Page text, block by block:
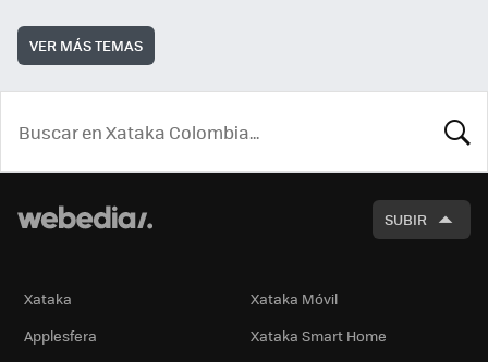
VER MÁS TEMAS
SUBIR
Xataka
Xataka Móvil
Applesfera
Xataka Smart Home